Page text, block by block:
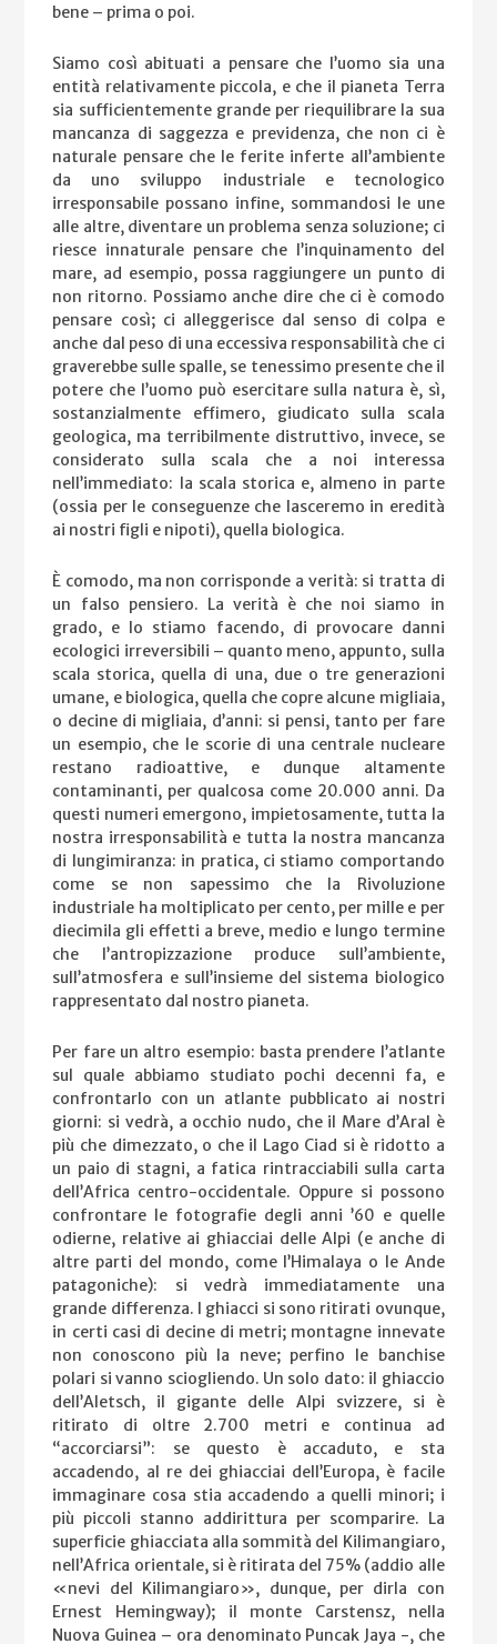
bene – prima o poi.
Siamo così abituati a pensare che l’uomo sia una
entità relativamente piccola, e che il pianeta Terra
sia sufficientemente grande per riequilibrare la sua
mancanza di saggezza e previdenza, che non ci è
naturale pensare che le ferite inferte all’ambiente
da uno sviluppo industriale e tecnologico
irresponsabile possano infine, sommandosi le une
alle altre, diventare un problema senza soluzione; ci
riesce innaturale pensare che l’inquinamento del
mare, ad esempio, possa raggiungere un punto di
non ritorno. Possiamo anche dire che ci è comodo
pensare così; ci alleggerisce dal senso di colpa e
anche dal peso di una eccessiva responsabilità che ci
graverebbe sulle spalle, se tenessimo presente che il
potere che l’uomo può esercitare sulla natura è, sì,
sostanzialmente effimero, giudicato sulla scala
geologica, ma terribilmente distruttivo, invece, se
considerato sulla scala che a noi interessa
nell’immediato: la scala storica e, almeno in parte
(ossia per le conseguenze che lasceremo in eredità
ai nostri figli e nipoti), quella biologica.
È comodo, ma non corrisponde a verità: si tratta di
un falso pensiero. La verità è che noi siamo in
grado, e lo stiamo facendo, di provocare danni
ecologici irreversibili – quanto meno, appunto, sulla
scala storica, quella di una, due o tre generazioni
umane, e biologica, quella che copre alcune migliaia,
o decine di migliaia, d’anni: si pensi, tanto per fare
un esempio, che le scorie di una centrale nucleare
restano radioattive, e dunque altamente
contaminanti, per qualcosa come 20.000 anni. Da
questi numeri emergono, impietosamente, tutta la
nostra irresponsabilità e tutta la nostra mancanza
di lungimiranza: in pratica, ci stiamo comportando
come se non sapessimo che la Rivoluzione
industriale ha moltiplicato per cento, per mille e per
diecimila gli effetti a breve, medio e lungo termine
che l’antropizzazione produce sull’ambiente,
sull’atmosfera e sull’insieme del sistema biologico
rappresentato dal nostro pianeta.
Per fare un altro esempio: basta prendere l’atlante
sul quale abbiamo studiato pochi decenni fa, e
confrontarlo con un atlante pubblicato ai nostri
giorni: si vedrà, a occhio nudo, che il Mare d’Aral è
più che dimezzato, o che il Lago Ciad si è ridotto a
un paio di stagni, a fatica rintracciabili sulla carta
dell’Africa centro-occidentale. Oppure si possono
confrontare le fotografie degli anni ’60 e quelle
odierne, relative ai ghiacciai delle Alpi (e anche di
altre parti del mondo, come l’Himalaya o le Ande
patagoniche): si vedrà immediatamente una
grande differenza. I ghiacci si sono ritirati ovunque,
in certi casi di decine di metri; montagne innevate
non conoscono più la neve; perfino le banchise
polari si vanno sciogliendo. Un solo dato: il ghiaccio
dell’Aletsch, il gigante delle Alpi svizzere, si è
ritirato di oltre 2.700 metri e continua ad
“accorciarsi”: se questo è accaduto, e sta
accadendo, al re dei ghiacciai dell’Europa, è facile
immaginare cosa stia accadendo a quelli minori; i
più piccoli stanno addirittura per scomparire. La
superficie ghiacciata alla sommità del Kilimangiaro,
nell’Africa orientale, si è ritirata del 75% (addio alle
«nevi del Kilimangiaro», dunque, per dirla con
Ernest Hemingway); il monte Carstensz, nella
Nuova Guinea – ora denominato Puncak Jaya -, che